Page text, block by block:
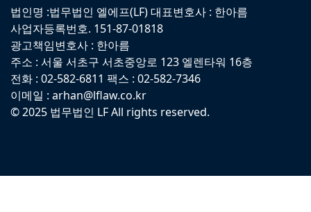
법인명 :법무법인 엘에프(LF) 대표변호사 : 한아름
사업자등록번호. 151-87-01818
광고책임변호사 : 한아름
주소 : 서울 서초구 서초중앙로 123 엘렌타워 16층
전화 : 02-582-6811 팩스 : 02-582-7346
이메일 : arhan@lflaw.co.kr
© 2025 법무법인 LF All rights reserved.